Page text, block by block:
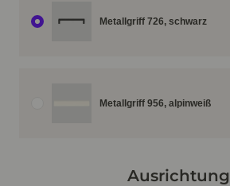
Metallgriff 726, schwarz
Metallgriff 956, alpinweiß
Ausrichtung